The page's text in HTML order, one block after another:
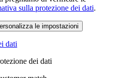
sulla protezione dei dati.
le impostazioni
dati
dei dati